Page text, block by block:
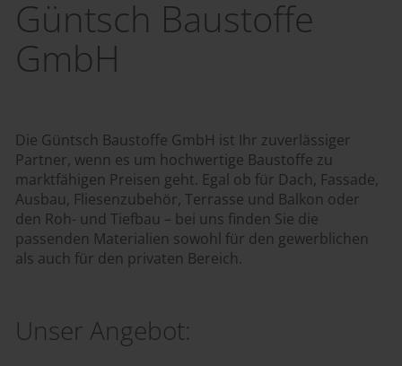
Güntsch Baustoffe
GmbH
Die Güntsch Baustoffe GmbH ist Ihr zuverlässiger
Partner, wenn es um hochwertige Baustoffe zu
marktfähigen Preisen geht. Egal ob für Dach, Fassade,
Ausbau, Fliesenzubehör, Terrasse und Balkon oder
den Roh- und Tiefbau – bei uns finden Sie die
passenden Materialien sowohl für den gewerblichen
als auch für den privaten Bereich.
Unser Angebot: